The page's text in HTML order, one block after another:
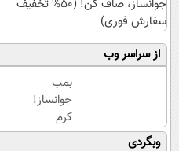
جوانساز، صاف کن! (50% تخفیف
سفارش فوری)
از سراسر وب
بمب
جوانساز!
کرم
بوتاکس
وبگردی